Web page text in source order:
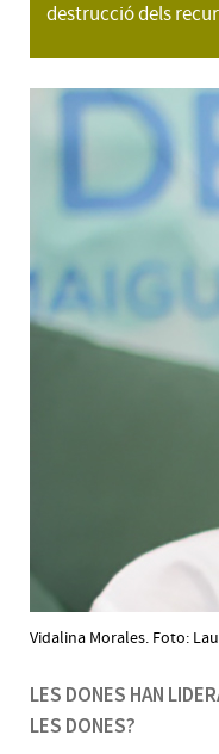
destrucció dels
Vidalina Morales. Foto:
LES DONES HAN
LES DONES?